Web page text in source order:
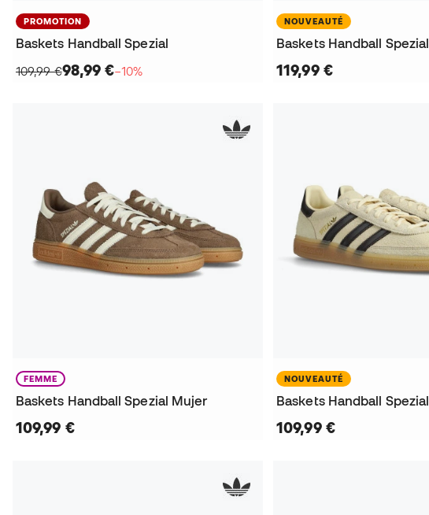
PROMOTION
Baskets Handball Spezial
109,99 €98,99 €−10%
NOUVEAUTÉ
Baskets Handball Spezial
119,99 €
FEMME
Baskets Handball Spezial Mujer
109,99 €
NOUVEAUTÉ
Baskets Handball Spezial
109,99 €